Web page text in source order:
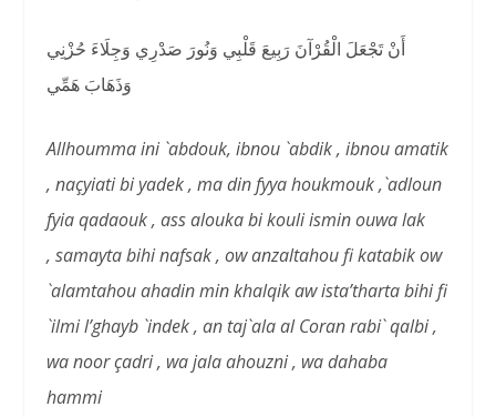
أَنْ تَجْعَلَ الْقُرْآنَ رَبِيعَ قَلْبِي وَنُورَ صَدْرِي وَجِلَاءَ حُزْنِي
وَذَهَابَ هَمِّي
Allhoumma ini `abdouk, ibnou `abdik , ibnou amatik
, naçyiati bi yadek , ma din fyya houkmouk ,`adloun
fyia qadaouk , ass alouka bi kouli ismin ouwa lak
, samayta bihi nafsak , ow anzaltahou fi katabik ow
`alamtahou ahadin min khalqik aw ista’tharta bihi fi
`ilmi l’ghayb `indek , an taj`ala al Coran rabi` qalbi ,
wa noor çadri , wa jala ahouzni , wa dahaba
hammi